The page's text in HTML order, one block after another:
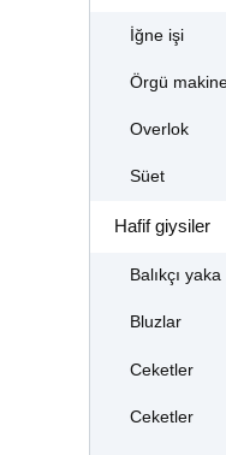
İğne işi
Örgü
Overlok
Süet
Hafif giysiler
Balıkçı yaka
Bluzlar
Ceketler
Ceketler